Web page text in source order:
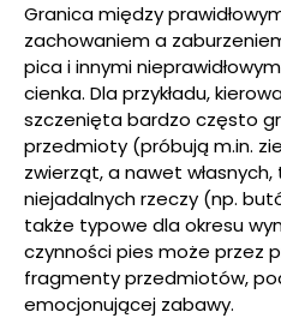
Granica między
zachowaniem a
pica i innymi
cienka. Dla przykładu,
szczenięta bardzo często
przedmioty (próbują m.in.
zwierząt, a nawet
niejadalnych rzeczy (np.
także typowe dla okresu
czynności pies może przez
fragmenty przedmiotów,
emocjonującej zabawy.